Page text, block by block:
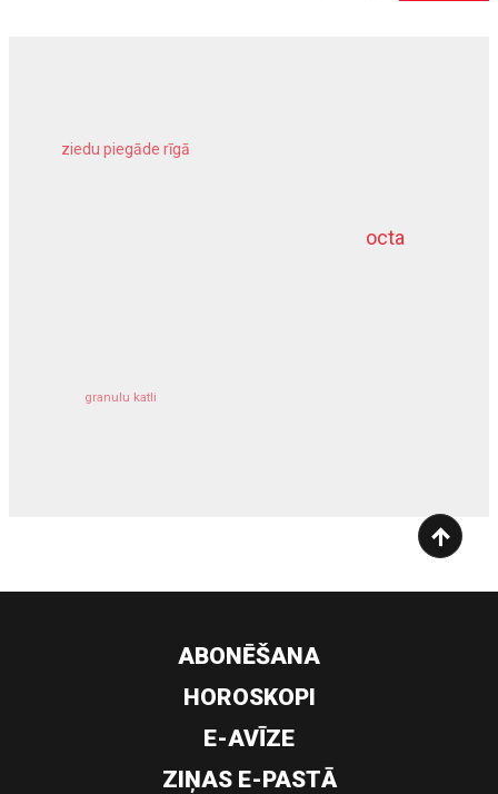
octa
ziedu piegāde rīgā
granulu katli
dziļurbums
ABONĒŠANA
HOROSKOPI
E-AVĪZE
ZIŅAS E-PASTĀ